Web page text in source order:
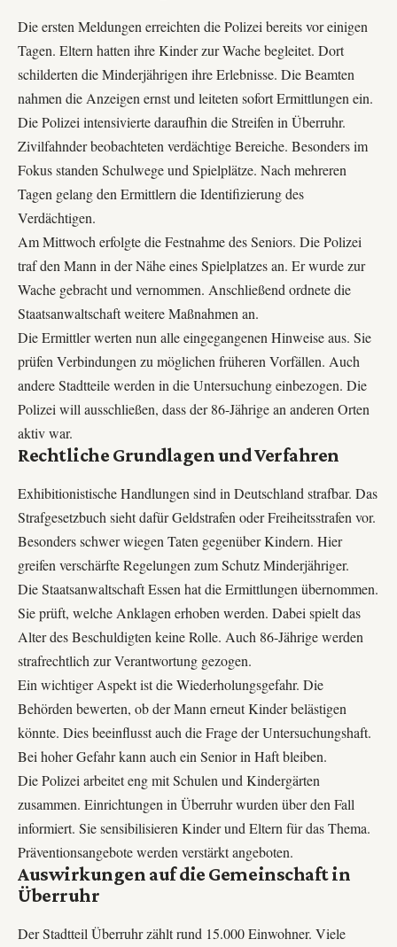
Die ersten Meldungen erreichten die Polizei bereits vor einigen
Tagen. Eltern hatten ihre Kinder zur Wache begleitet. Dort
schilderten die Minderjährigen ihre Erlebnisse. Die Beamten
nahmen die Anzeigen ernst und leiteten sofort Ermittlungen ein.
Die Polizei intensivierte daraufhin die Streifen in Überruhr.
Zivilfahnder beobachteten verdächtige Bereiche. Besonders im
Fokus standen Schulwege und Spielplätze. Nach mehreren
Tagen gelang den Ermittlern die Identifizierung des
Verdächtigen.
Am Mittwoch erfolgte die Festnahme des Seniors. Die Polizei
traf den Mann in der Nähe eines Spielplatzes an. Er wurde zur
Wache gebracht und vernommen. Anschließend ordnete die
Staatsanwaltschaft weitere Maßnahmen an.
Die Ermittler werten nun alle eingegangenen Hinweise aus. Sie
prüfen Verbindungen zu möglichen früheren Vorfällen. Auch
andere Stadtteile werden in die Untersuchung einbezogen. Die
Polizei will ausschließen, dass der 86-Jährige an anderen Orten
aktiv war.
Rechtliche Grundlagen und Verfahren
Exhibitionistische Handlungen sind in Deutschland strafbar. Das
Strafgesetzbuch sieht dafür Geldstrafen oder Freiheitsstrafen vor.
Besonders schwer wiegen Taten gegenüber Kindern. Hier
greifen verschärfte Regelungen zum Schutz Minderjähriger.
Die Staatsanwaltschaft Essen hat die Ermittlungen übernommen.
Sie prüft, welche Anklagen erhoben werden. Dabei spielt das
Alter des Beschuldigten keine Rolle. Auch 86-Jährige werden
strafrechtlich zur Verantwortung gezogen.
Ein wichtiger Aspekt ist die Wiederholungsgefahr. Die
Behörden bewerten, ob der Mann erneut Kinder belästigen
könnte. Dies beeinflusst auch die Frage der Untersuchungshaft.
Bei hoher Gefahr kann auch ein Senior in Haft bleiben.
Die Polizei arbeitet eng mit Schulen und Kindergärten
zusammen. Einrichtungen in Überruhr wurden über den Fall
informiert. Sie sensibilisieren Kinder und Eltern für das Thema.
Präventionsangebote werden verstärkt angeboten.
Auswirkungen auf die Gemeinschaft in
Überruhr
Der Stadtteil Überruhr zählt rund 15.000 Einwohner. Viele